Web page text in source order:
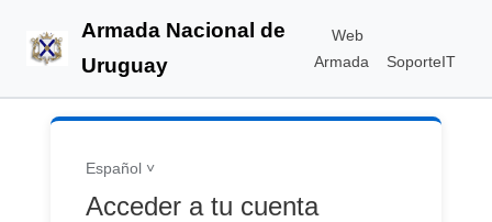
Armada Nacional de
Uruguay
Web
Armada
SoporteIT
Español
Acceder a tu cuenta